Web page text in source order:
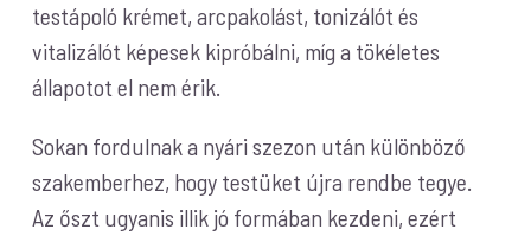
testápoló krémet, arcpakolást, tonizálót és
vitalizálót képesek kipróbálni, míg a tökéletes
állapotot el nem érik.
Sokan fordulnak a nyári szezon után különböző
szakemberhez, hogy testüket újra rendbe tegye.
Az őszt ugyanis illik jó formában kezdeni, ezért